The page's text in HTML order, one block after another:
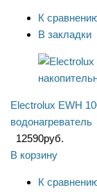
К
В закладки
Electrolux EWH
водонагреватель
12590руб.
В корзину
К